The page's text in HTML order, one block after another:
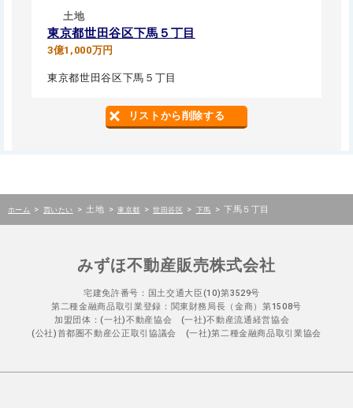
土地
東京都世田谷区下馬５丁目
3億1,000万円
東京都世田谷区下馬５丁目
リストから削除する
ホーム > 買いたい > 土地 > 東京都 > 世田谷区 > 下馬 > 下馬５丁目
みずほ不動産販売株式会社
宅建免許番号：国土交通大臣(10)第3529号
第二種金融商品取引業登録：関東財務局長（金商）第1508号
加盟団体：(一社)不動産協会 (一社)不動産流通経営協会
(公社)首都圏不動産公正取引協議会 (一社)第二種金融商品取引業協会